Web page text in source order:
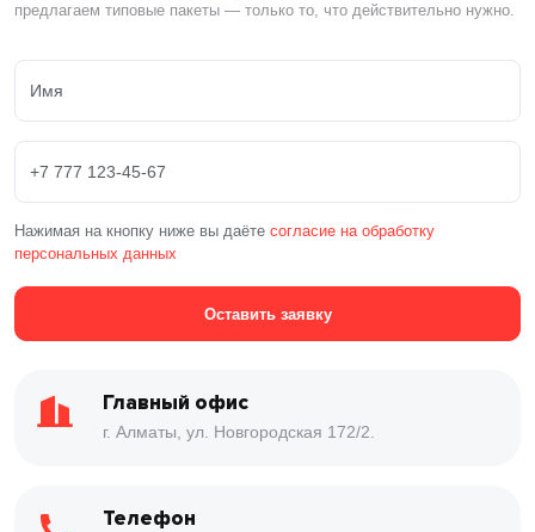
предлагаем типовые пакеты — только то, что действительно нужно.
Нажимая на кнопку ниже вы даёте согласие на обработку
персональных данных
Оставить заявку
Главный офис
г. Алматы, ул. Новгородская 172/2.
Телефон